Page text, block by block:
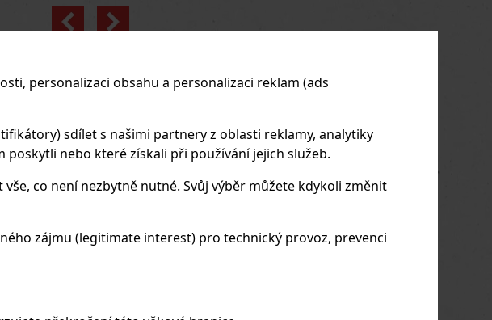
personalizaci obsahu a personalizaci reklam (ads
sdílet s našimi partnery z oblasti reklamy, analytiky
nebo které získali při používání jejich služeb.
co není nezbytně nutné. Svůj výběr můžete kdykoli změnit
zájmu (legitimate interest) pro technický provoz, prevenci
Previous